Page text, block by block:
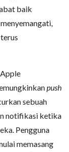
baik
push
sebuah
notifikasi ketika
Pengguna
memasang